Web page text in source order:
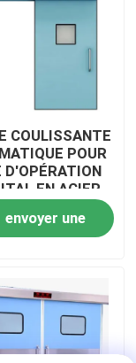
COULISSANTE
POUR
D'OPÉRATION
EN ACIER
AMBER
envoyer une